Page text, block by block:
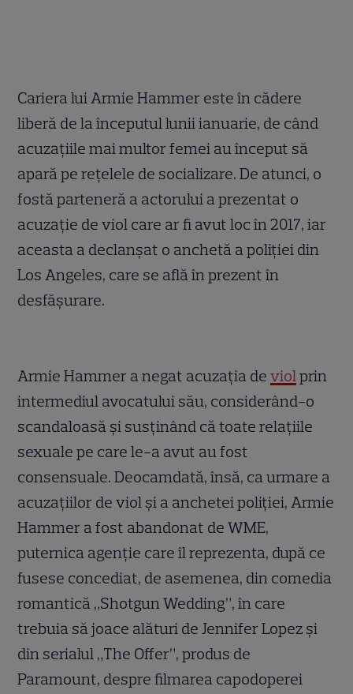
Cariera lui Armie Hammer este în cădere
liberă de la începutul lunii ianuarie, de când
acuzațiile mai multor femei au început să
apară pe rețelele de socializare. De atunci, o
fostă parteneră a actorului a prezentat o
acuzație de viol care ar fi avut loc în 2017, iar
aceasta a declanșat o anchetă a poliției din
Los Angeles, care se află în prezent în
desfășurare.
Armie Hammer a negat acuzația deviolprin
intermediul avocatului său, considerând-o
scandaloasă și susținând că toate relațiile
sexuale pe care le-a avut au fost
consensuale. Deocamdată, însă, ca urmare a
acuzațiilor de viol și a anchetei poliției, Armie
Hammer a fost abandonat de WME,
puternica agenție care îl reprezenta, după ce
fusese concediat, de asemenea, din comedia
romantică „Shotgun Wedding”, în care
trebuia să joace alături de Jennifer Lopez și
din serialul „The Offer”, produs de
Paramount, despre filmarea capodoperei